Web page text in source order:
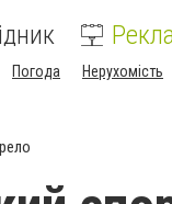
Погода Нерухомість